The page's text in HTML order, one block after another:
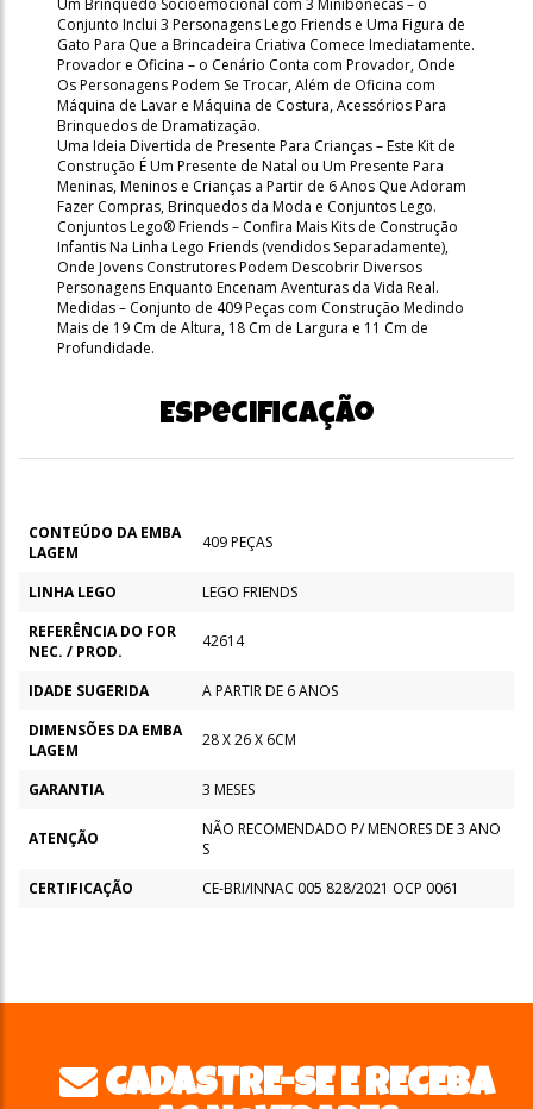
Um Brinquedo Socioemocional com 3 Minibonecas – o
Conjunto Inclui 3 Personagens Lego Friends e Uma Figura de
Gato Para Que a Brincadeira Criativa Comece Imediatamente.
Provador e Oficina – o Cenário Conta com Provador, Onde
Os Personagens Podem Se Trocar, Além de Oficina com
Máquina de Lavar e Máquina de Costura, Acessórios Para
Brinquedos de Dramatização.
Uma Ideia Divertida de Presente Para Crianças – Este Kit de
Construção É Um Presente de Natal ou Um Presente Para
Meninas, Meninos e Crianças a Partir de 6 Anos Que Adoram
Fazer Compras, Brinquedos da Moda e Conjuntos Lego.
Conjuntos Lego® Friends – Confira Mais Kits de Construção
Infantis Na Linha Lego Friends (vendidos Separadamente),
Onde Jovens Construtores Podem Descobrir Diversos
Personagens Enquanto Encenam Aventuras da Vida Real.
Medidas – Conjunto de 409 Peças com Construção Medindo
Mais de 19 Cm de Altura, 18 Cm de Largura e 11 Cm de
Profundidade.
Especificação
CONTEÚDO DA EMBA
LAGEM
409 PEÇAS
LINHA LEGO
LEGO FRIENDS
REFERÊNCIA DO FOR
NEC. / PROD.
42614
IDADE SUGERIDA
A PARTIR DE 6 ANOS
DIMENSÕES DA EMBA
LAGEM
28 X 26 X 6CM
GARANTIA 3 MESES
ATENÇÃO
NÃO RECOMENDADO P/ MENORES DE 3 ANO
S
CERTIFICAÇÃO
CE-BRI/INNAC 005 828/2021 OCP 0061
CADASTRE-SE E RECEBA